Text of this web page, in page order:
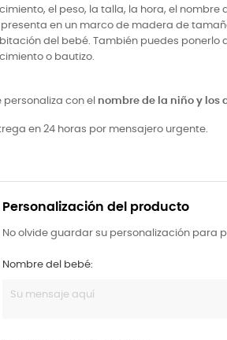
el peso, la talla, la hora, el nombre
presenta en un marco de madera de
del bebé. También puedes ponerlo
o bautizo.
personaliza con el nombre de la niño y los
en 24 horas por mensajero urgente.
Personalización del producto
No olvide guardar su personalización para
Nombre del bebé: